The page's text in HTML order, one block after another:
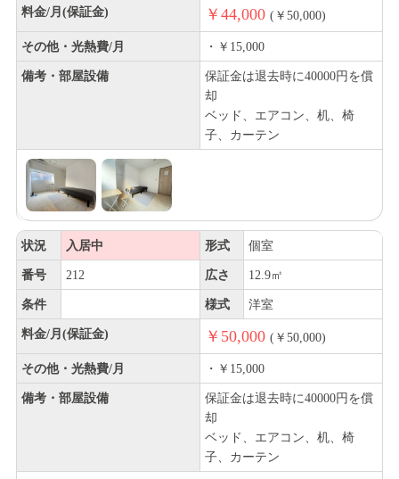
料金/月(保証金) ￥44,000 (￥50,000)
その他・光熱費/月 ・￥15,000
備考・部屋設備
保証金は退去時に40000円を償
却
ベッド、エアコン、机、椅
子、カーテン
状況 入居中 形式 個室
番号 212 広さ 12.9㎡
条件 様式 洋室
料金/月(保証金) ￥50,000 (￥50,000)
その他・光熱費/月 ・￥15,000
備考・部屋設備
保証金は退去時に40000円を償
却
ベッド、エアコン、机、椅
子、カーテン